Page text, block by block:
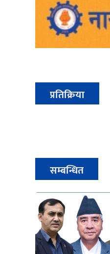
प्रतिक्रिया
सम्बन्धित